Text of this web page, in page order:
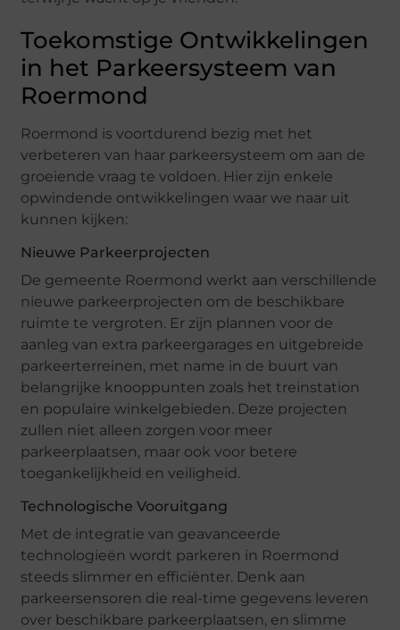
Toekomstige Ontwikkelingen
in het Parkeersysteem van
Roermond
Roermond is voortdurend bezig met het
verbeteren van haar parkeersysteem om aan de
groeiende vraag te voldoen. Hier zijn enkele
opwindende ontwikkelingen waar we naar uit
kunnen kijken:
Nieuwe Parkeerprojecten
De gemeente Roermond werkt aan verschillende
nieuwe parkeerprojecten om de beschikbare
ruimte te vergroten. Er zijn plannen voor de
aanleg van extra parkeergarages en uitgebreide
parkeerterreinen, met name in de buurt van
belangrijke knooppunten zoals het treinstation
en populaire winkelgebieden. Deze projecten
zullen niet alleen zorgen voor meer
parkeerplaatsen, maar ook voor betere
toegankelijkheid en veiligheid.
Technologische Vooruitgang
Met de integratie van geavanceerde
technologieën wordt parkeren in Roermond
steeds slimmer en efficiënter. Denk aan
parkeersensoren die real-time gegevens leveren
over beschikbare parkeerplaatsen, en slimme